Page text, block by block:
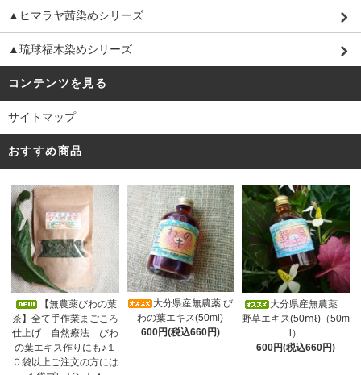
▲ヒマラヤ茜染めシリーズ
▲琉球福木染めシリーズ
コンテンツを見る
サイトマップ
おすすめ商品
【無農薬びわの葉
茶】全て手作業まごころ
仕上げ 自然療法 びわ
の葉エキス作りにも♪１
０袋以上ご注文の方には
大分県産無農薬 び
わの葉エキス(50ml)
600円(税込660円)
大分県産無農薬
野草エキス(50ⅿℓ)（50m
l）
600円(税込660円)